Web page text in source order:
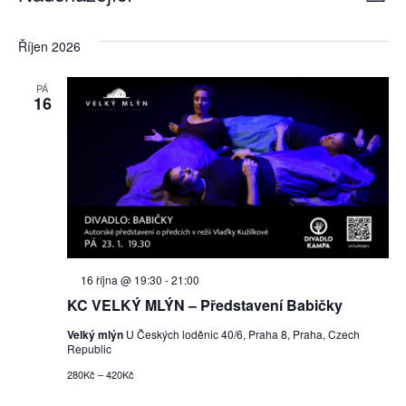
Říjen 2026
PÁ
16
KC VELKÝ MLÝN – Představení Babičky
Doporučené
16 října @ 19:30 -21:00
Velký mlýn U Českých loděnic 40/6, Praha 8, Praha, Czech
Republic
280Kč – 420Kč